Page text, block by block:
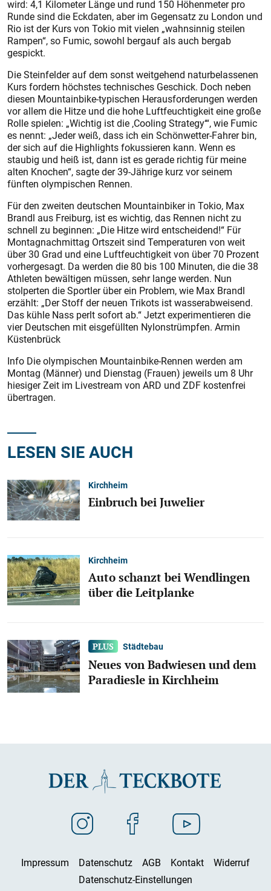
wird: 4,1 Kilometer Länge und rund 150 Höhenmeter pro
Runde sind die Eckdaten, aber im Gegensatz zu London und
Rio ist der Kurs von Tokio mit vielen „wahnsinnig steilen
Rampen“, so Fumic, sowohl bergauf als auch bergab
gespickt.
Die Steinfelder auf dem sonst weitgehend naturbelassenen
Kurs fordern höchstes technisches Geschick. Doch neben
diesen Mountainbike-typischen Herausforderungen werden
vor allem die Hitze und die hohe Luftfeuchtigkeit eine große
Rolle spielen: „Wichtig ist die ‚Cooling Strategy‘“, wie Fumic
es nennt: „Jeder weiß, dass ich ein Schönwetter-Fahrer bin,
der sich auf die Highlights fokussieren kann. Wenn es
staubig und heiß ist, dann ist es gerade richtig für meine
alten Knochen“, sagte der 39-Jährige kurz vor seinem
fünften olympischen Rennen.
Für den zweiten deutschen Mountainbiker in Tokio, Max
Brandl aus Freiburg, ist es wichtig, das Rennen nicht zu
schnell zu beginnen: „Die Hitze wird entscheidend!“ Für
Montagnachmittag Ortszeit sind Temperaturen von weit
über 30 Grad und eine Luftfeuchtigkeit von über 70 Prozent
vorhergesagt. Da werden die 80 bis 100 Minuten, die die 38
Athleten bewältigen müssen, sehr lange werden. Nun
stolperten die Sportler über ein Problem, wie Max Brandl
erzählt: „Der Stoff der neuen Trikots ist wasserabweisend.
Das kühle Nass perlt sofort ab.“ Jetzt experimentieren die
vier Deutschen mit eisgefüllten Nylonstrümpfen. Armin
Küstenbrück
Info Die olympischen Mountainbike-Rennen werden am
Montag (Männer) und Dienstag (Frauen) jeweils um 8 Uhr
hiesiger Zeit im Livestream von ARD und ZDF kostenfrei
übertragen.
LESEN SIE AUCH
Kirchheim
Einbruch bei Juwelier
Kirchheim
Auto schanzt bei Wendlingen
über die Leitplanke
Städtebau
Neues von Badwiesen und dem
Paradiesle in Kirchheim
Impressum Datenschutz AGB Kontakt
Widerruf
Datenschutz-Einstellungen